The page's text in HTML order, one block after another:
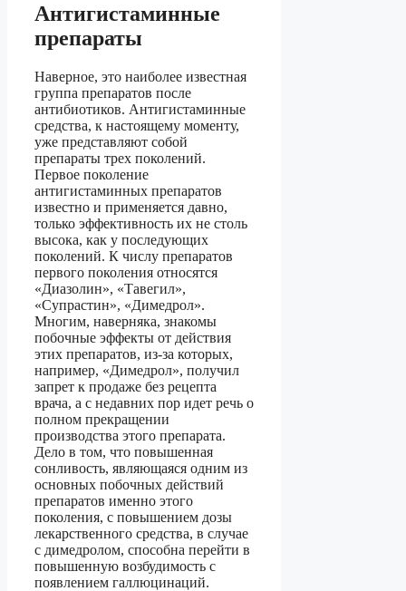
Антигистаминные
препараты
Наверное, это наиболее известная
группа препаратов после
антибиотиков. Антигистаминные
средства, к настоящему моменту,
уже представляют собой
препараты трех поколений.
Первое поколение
антигистаминных препаратов
известно и применяется давно,
только эффективность их не столь
высока, как у последующих
поколений. К числу препаратов
первого поколения относятся
«Диазолин», «Тавегил»,
«Супрастин», «Димедрол».
Многим, наверняка, знакомы
побочные эффекты от действия
этих препаратов, из-за которых,
например, «Димедрол», получил
запрет к продаже без рецепта
врача, а с недавних пор идет речь о
полном прекращении
производства этого препарата.
Дело в том, что повышенная
сонливость, являющаяся одним из
основных побочных действий
препаратов именно этого
поколения, с повышением дозы
лекарственного средства, в случае
с димедролом, способна перейти в
повышенную возбудимость с
появлением галлюцинаций.